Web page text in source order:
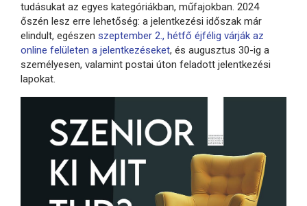
tudásukat az egyes kategóriákban, műfajokban. 2024
őszén lesz erre lehetőség: a jelentkezési időszak már
elindult, egészen szeptember 2., hétfő éjfélig várják az
online felületen a jelentkezéseket, és augusztus 30-ig a
személyesen, valamint postai úton feladott jelentkezési
lapokat.